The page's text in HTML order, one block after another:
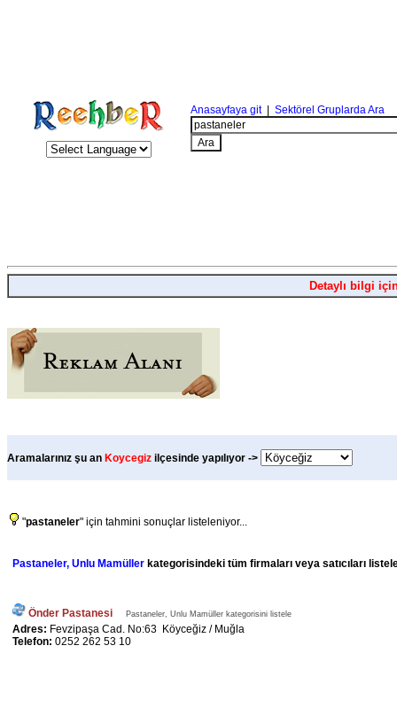
Anasayfaya git| Sektörel Gruplarda Ara
Detaylı bilgi
Aramalarınız şu an Koycegiz ilçesinde yapılıyor ->
"pastaneler" için tahmini sonuçlar listeleniyor...
Pastaneler, Unlu Mamüller kategorisindeki tüm firmaları veya satıcıları
Önder Pastanesi Pastaneler, Unlu Mamüller kategorisini listele
Adres: Fevzipaşa Cad. No:63 Köyceğiz / Muğla
Telefon: 0252 262 53 10